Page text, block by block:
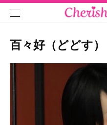
百々好（どどす）